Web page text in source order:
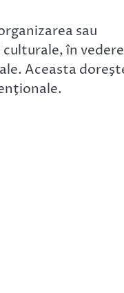
sau
în
Aceasta